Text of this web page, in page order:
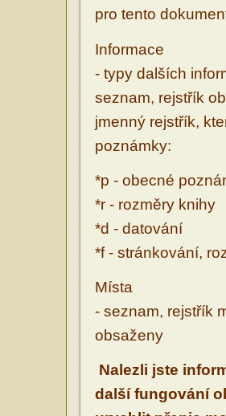
pro tento
Informace
- typy dalších
seznam, rejstřík
jmenný rejstřík,
poznámky:
*p - obecné
*r - rozměry knihy
*d - datování
*f - stránkování,
Místa
- seznam, rejstřík
obsaženy
Nalezli jste
další fungování